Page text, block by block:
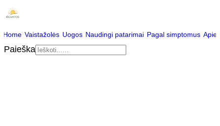
Home Vaistažolės Uogos Naudingi patarimai Pagal simptomus Apie
Paieška